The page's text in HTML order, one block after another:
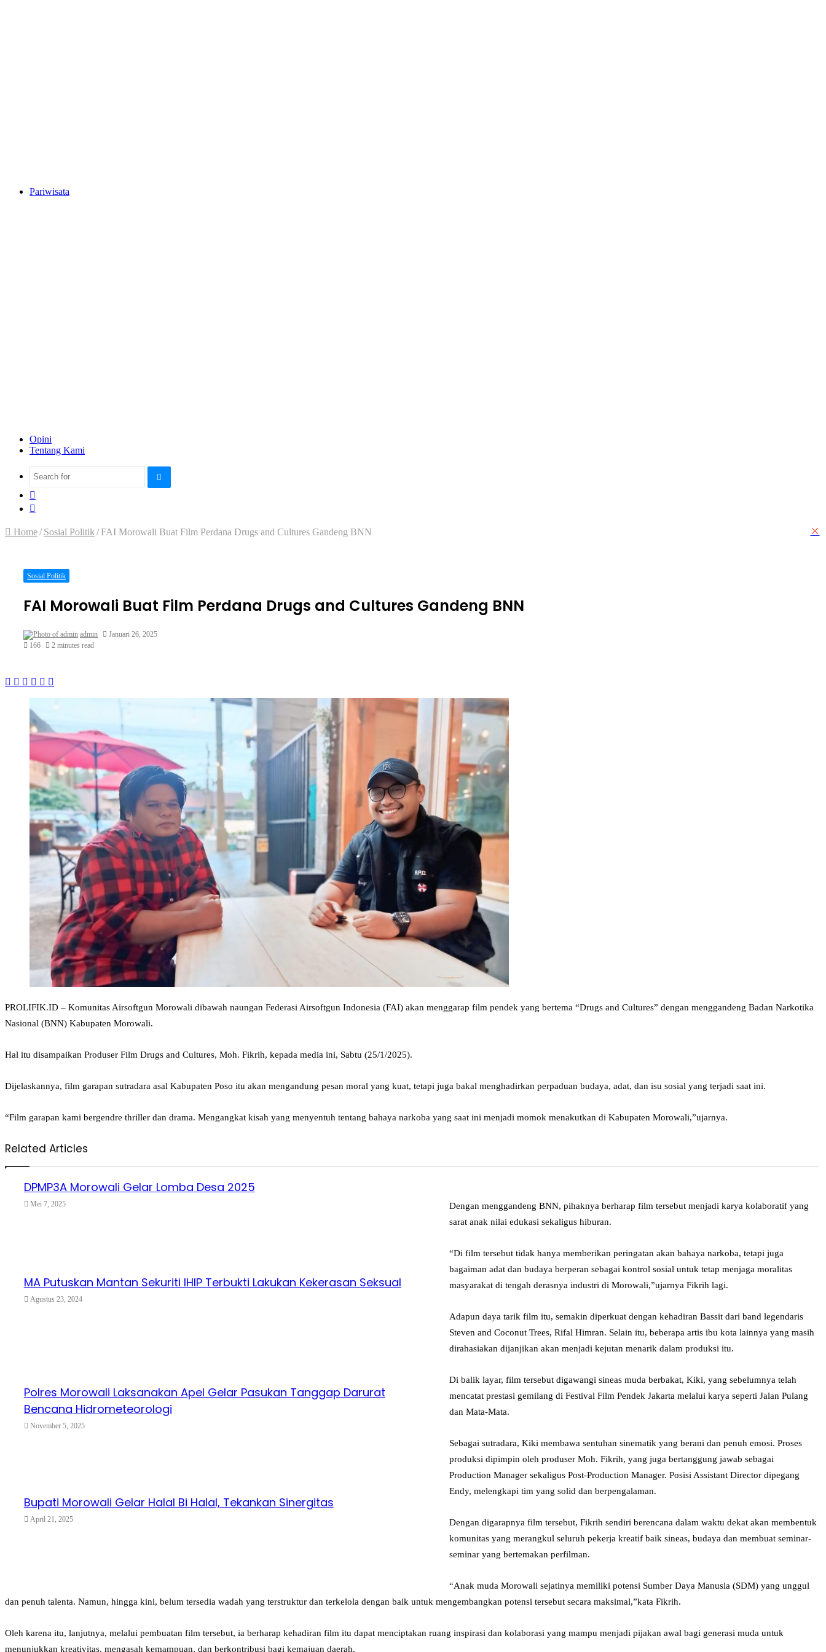
Pariwisata
Opini
Tentang Kami
Search
Home/ Sosial Politik /FAI Morowali Buat Film Perdana Drugs and Cultures Gandeng BNN
Sosial Politik
FAI Morowali Buat Film Perdana Drugs and Cultures Gandeng BNN
admin
Januari 26, 2025
166
2 minutes read
Facebook
Twitter
LinkedIn
WhatsApp
Share
Email
PROLIFIK.ID – Komunitas Airsoftgun Morowali dibawah naungan Federasi Airsoftgun Indonesia (FAI) akan menggarap film pendek yang bertema “Drugs and Cultures” dengan menggandeng Badan Narkotika
Nasional (BNN) Kabupaten Morowali.
Hal itu disampaikan Produser Film Drugs and Cultures, Moh. Fikrih, kepada media ini, Sabtu (25/1/2025).
Dijelaskannya, film garapan sutradara asal Kabupaten Poso itu akan mengandung pesan moral yang kuat, tetapi juga bakal menghadirkan perpaduan budaya, adat, dan isu sosial yang terjadi saat ini.
“Film garapan kami bergendre thriller dan drama. Mengangkat kisah yang menyentuh tentang bahaya narkoba yang saat ini menjadi momok menakutkan di Kabupaten Morowali,”ujarnya.
Related Articles
DPMP3A Morowali Gelar Lomba Desa 2025
Mei 7, 2025
MA Putuskan Mantan Sekuriti IHIP Terbukti Lakukan Kekerasan Seksual
Agustus 23, 2024
Polres Morowali Laksanakan Apel Gelar Pasukan Tanggap Darurat
Bencana Hidrometeorologi
November 5, 2025
Bupati Morowali Gelar Halal Bi Halal, Tekankan Sinergitas
April 21, 2025
Dengan menggandeng BNN, pihaknya berharap film tersebut menjadi karya kolaboratif yang
sarat anak nilai edukasi sekaligus hiburan.
“Di film tersebut tidak hanya memberikan peringatan akan bahaya narkoba, tetapi juga
bagaiman adat dan budaya berperan sebagai kontrol sosial untuk tetap menjaga moralitas
masyarakat di tengah derasnya industri di Morowali,”ujarnya Fikrih lagi.
Adapun daya tarik film itu, semakin diperkuat dengan kehadiran Bassit dari band legendaris
Steven and Coconut Trees, Rifal Himran. Selain itu, beberapa artis ibu kota lainnya yang masih
dirahasiakan dijanjikan akan menjadi kejutan menarik dalam produksi itu.
Di balik layar, film tersebut digawangi sineas muda berbakat, Kiki, yang sebelumnya telah
mencatat prestasi gemilang di Festival Film Pendek Jakarta melalui karya seperti Jalan Pulang
dan Mata-Mata.
Sebagai sutradara, Kiki membawa sentuhan sinematik yang berani dan penuh emosi. Proses
produksi dipimpin oleh produser Moh. Fikrih, yang juga bertanggung jawab sebagai
Production Manager sekaligus Post-Production Manager. Posisi Assistant Director dipegang
Endy, melengkapi tim yang solid dan berpengalaman.
Dengan digarapnya film tersebut, Fikrih sendiri berencana dalam waktu dekat akan membentuk
komunitas yang merangkul seluruh pekerja kreatif baik sineas, budaya dan membuat seminar-
seminar yang bertemakan perfilman.
“Anak muda Morowali sejatinya memiliki potensi Sumber Daya Manusia (SDM) yang unggul
dan penuh talenta. Namun, hingga kini, belum tersedia wadah yang terstruktur dan terkelola dengan baik untuk mengembangkan potensi tersebut secara maksimal,”kata Fikrih.
Oleh karena itu, lanjutnya, melalui pembuatan film tersebut, ia berharap kehadiran film itu dapat menciptakan ruang inspirasi dan kolaborasi yang mampu menjadi pijakan awal bagi generasi muda untuk
menunjukkan kreativitas, mengasah kemampuan, dan berkontribusi bagi kemajuan daerah.